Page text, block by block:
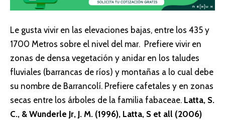
Le gusta vivir en las elevaciones bajas, entre los 435 y
1700 Metros sobre el nivel del mar. Prefiere vivir en
zonas de densa vegetación y anidar en los taludes
fluviales (barrancas de ríos) y montañas a lo cual debe
su nombre de Barrancolí. Prefiere cafetales y en zonas
secas entre los árboles de la familia fabaceae. Latta, S.
C., & Wunderle Jr, J. M. (1996), Latta, S et all (2006)